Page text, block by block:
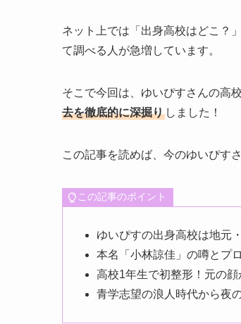
ネット上では「出身高校はどこ？
て調べる人が急増しています。
そこで今回は、ゆいぴすさんの高
去を徹底的に深掘り しました！
この記事を読めば、今のゆいぴす
この記事のポイント
ゆいぴすの出身高校は地元
本名「小林諒佳」の噂とプ
高校1年生で初整形！元の
青学志望の浪人時代から夜